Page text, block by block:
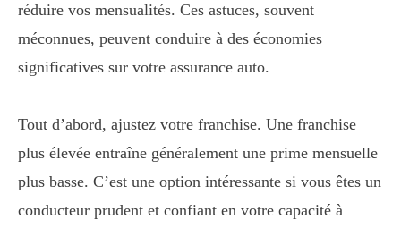
réduire vos mensualités. Ces astuces, souvent
méconnues, peuvent conduire à des économies
significatives sur votre assurance auto.
Tout d’abord, ajustez votre franchise. Une franchise
plus élevée entraîne généralement une prime mensuelle
plus basse. C’est une option intéressante si vous êtes un
conducteur prudent et confiant en votre capacité à